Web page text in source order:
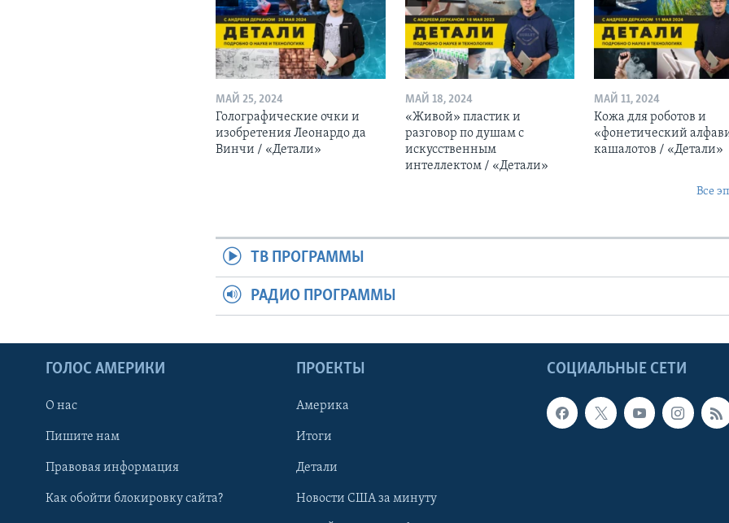
МАЙ 25, 2024
Голографические очки и
изобретения Леонардо да
Винчи / «Детали»
МАЙ 18, 2024
«Живой» пластик и
разговор по душам с
искусственным
интеллектом / «Детали»
МАЙ 11, 2024
Кожа для роботов и
«фонетический
кашалотов / «Детали»
Все
ТВ ПРОГРАММЫ
РАДИО ПРОГРАММЫ
СОЦИАЛЬНЫЕ СЕТИ
ГОЛОС АМЕРИКИ
О нас
Пишите нам
Правовая информация
Как обойти блокировку сайта?
ПРОЕКТЫ
Америка
Итоги
Детали
Новости США за минуту